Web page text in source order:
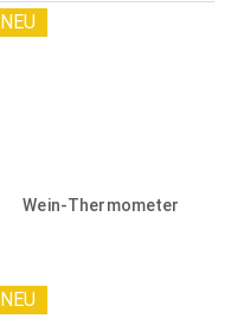
Wein-Thermometer
NEU
NEU